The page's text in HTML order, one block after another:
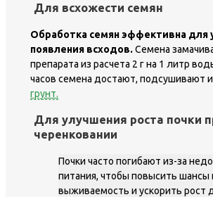
Для всхожести семян
Обработка семян эффективна для
появления всходов. Семена
препарата из расчета 2 г на 1 литр
часов семена достают, подсушивают
грунт.
Для улучшения роста почки
черенковании
Почки часто погибают из-за
питания, чтобы повысить шансы
выживаемость и ускорить рост